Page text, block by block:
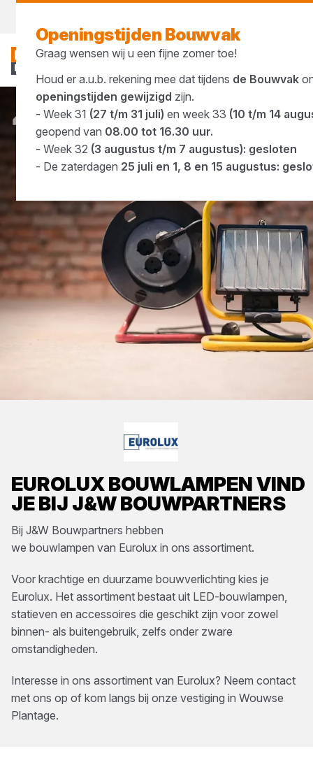
EUROLUXBOUWLAMPENVIND
JE BIJ J&W BOUWPARTNERS
Bij J&W Bouwpartners hebben
we bouwlampen van Eurolux in ons assortiment.
Voor krachtige en duurzame bouwverlichting kies je
Eurolux. Het assortiment bestaat uit LED-bouwlampen,
statieven en accessoires die geschikt zijn voor zowel
binnen- als buitengebruik, zelfs onder zware
omstandigheden.
Interesse in ons assortiment van Eurolux? Neem contact
met ons op of kom langs bij onze vestiging in Wouwse
Plantage.
Merken Eurolux
Openingstijden Bouwvak
Graag wensen wij u een fijne zomer toe!
Houd er a.u.b. rekening mee dat tijdens de Bouwvak
openingstijden gewijzigd zijn.
- Week 31 (27 t/m 31 juli) en week 33 (10 t/m 14
geopend van 08.00 tot 16.30 uur.
- Week 32 (3 augustus t/m 7 augustus): gesloten
- De zaterdagen 25 juli en 1, 8 en 15 augustus: